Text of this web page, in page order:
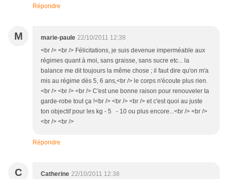
Répondre
M marie-paule 22/10/2011 12:38
<br /> <br /> Félicitations, je suis devenue imperméable aux
régimes quant à moi, sans graisse, sans sucre etc... la
balance me dit toujours la même chose ; il faut dire qu'on m'a
mis au régime dès 5, 6 ans,<br /> le corps n'écoute plus rien.
<br /> <br /> <br /> C'est une bonne raison pour renouveler ta
garde-robe tout ça !<br /> <br /> <br /> et c'est quoi au juste
ton objectif pour les kg - 5 - 10 ou plus encore...<br /> <br />
<br /> <br />
Répondre
C Catherine 22/10/2011 12:38